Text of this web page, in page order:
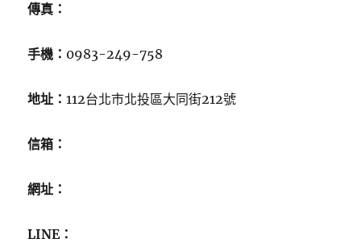
傳真：
手機： 0983-249-758
地址：112台北市北投區大同街212號
信箱：
網址：
LINE：